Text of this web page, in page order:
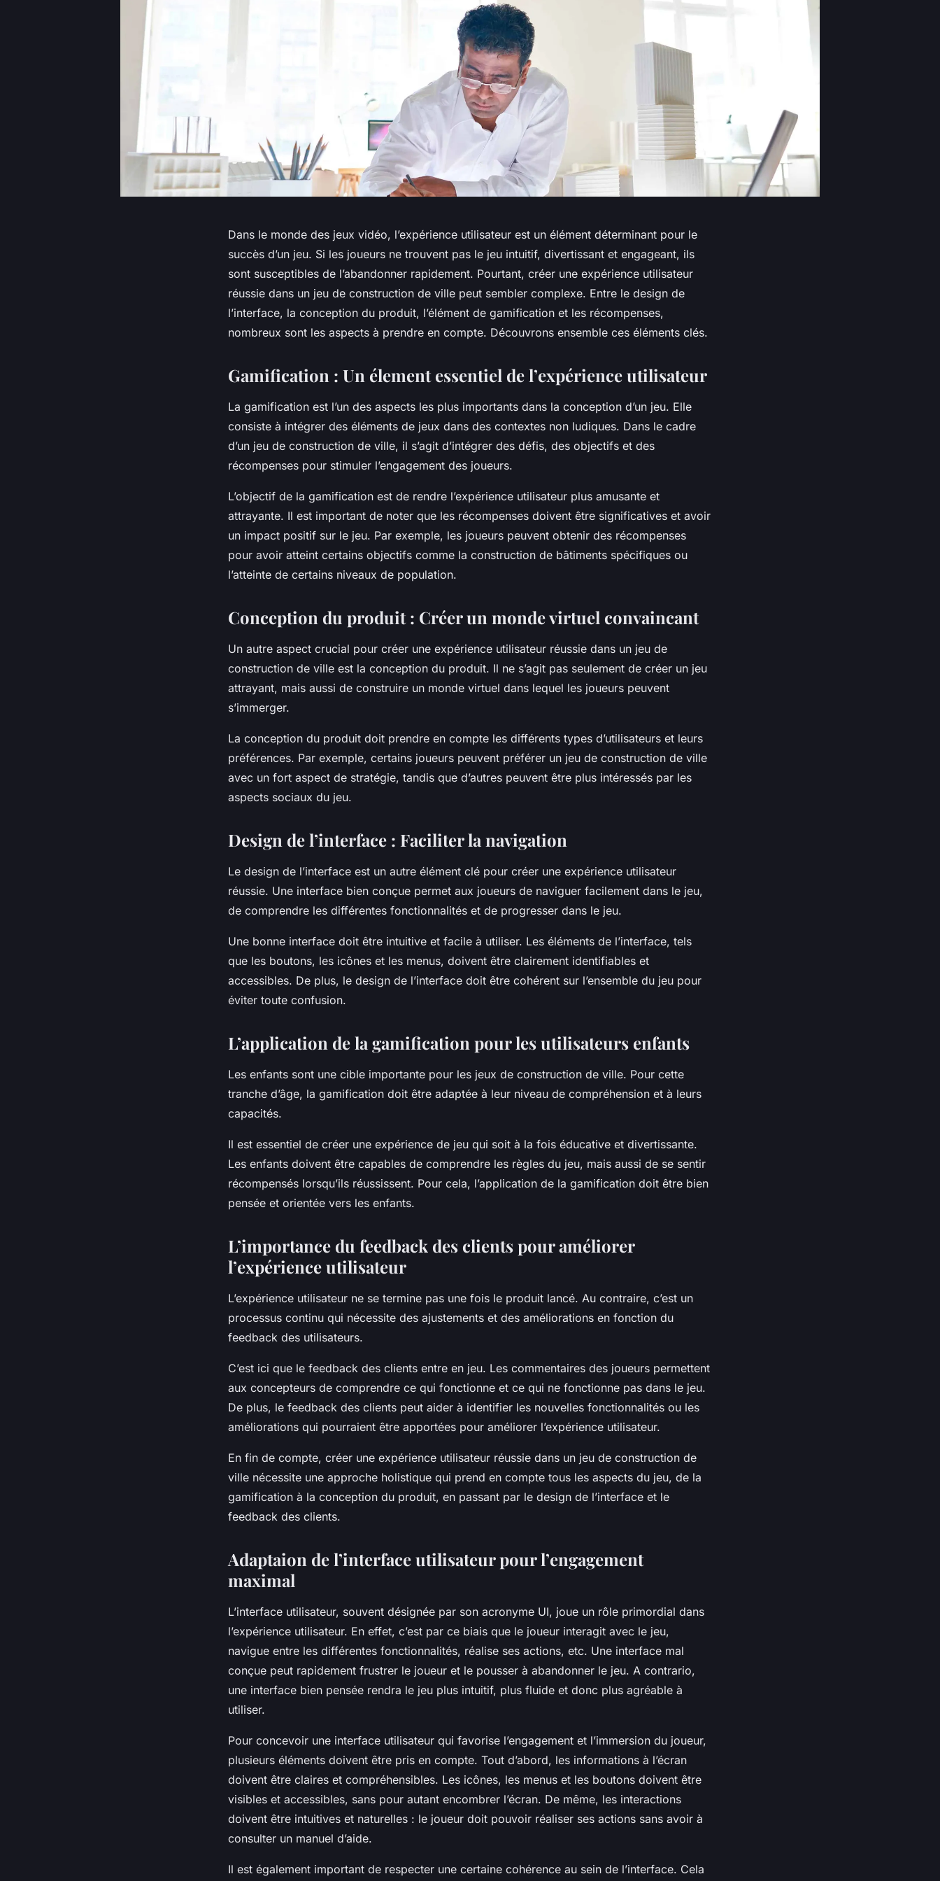
Dans le monde des jeux vidéo, l’expérience utilisateur est un élément déterminant pour le
succès d’un jeu. Si les joueurs ne trouvent pas le jeu intuitif, divertissant et engageant, ils
sont susceptibles de l’abandonner rapidement. Pourtant, créer une expérience utilisateur
réussie dans un jeu de construction de ville peut sembler complexe. Entre le design de
l’interface, la conception du produit, l’élément de gamification et les récompenses,
nombreux sont les aspects à prendre en compte. Découvrons ensemble ces éléments clés.
Gamification : Un élement essentiel de l’expérience utilisateur
La gamification est l’un des aspects les plus importants dans la conception d’un jeu. Elle
consiste à intégrer des éléments de jeux dans des contextes non ludiques. Dans le cadre
d’un jeu de construction de ville, il s’agit d’intégrer des défis, des objectifs et des
récompenses pour stimuler l’engagement des joueurs.
L’objectif de la gamification est de rendre l’expérience utilisateur plus amusante et
attrayante. Il est important de noter que les récompenses doivent être significatives et avoir
un impact positif sur le jeu. Par exemple, les joueurs peuvent obtenir des récompenses
pour avoir atteint certains objectifs comme la construction de bâtiments spécifiques ou
l’atteinte de certains niveaux de population.
Conception du produit : Créer un monde virtuel convaincant
Un autre aspect crucial pour créer une expérience utilisateur réussie dans un jeu de
construction de ville est la conception du produit. Il ne s’agit pas seulement de créer un jeu
attrayant, mais aussi de construire un monde virtuel dans lequel les joueurs peuvent
s’immerger.
La conception du produit doit prendre en compte les différents types d’utilisateurs et leurs
préférences. Par exemple, certains joueurs peuvent préférer un jeu de construction de ville
avec un fort aspect de stratégie, tandis que d’autres peuvent être plus intéressés par les
aspects sociaux du jeu.
Design de l’interface : Faciliter la navigation
Le design de l’interface est un autre élément clé pour créer une expérience utilisateur
réussie. Une interface bien conçue permet aux joueurs de naviguer facilement dans le jeu,
de comprendre les différentes fonctionnalités et de progresser dans le jeu.
Une bonne interface doit être intuitive et facile à utiliser. Les éléments de l’interface, tels
que les boutons, les icônes et les menus, doivent être clairement identifiables et
accessibles. De plus, le design de l’interface doit être cohérent sur l’ensemble du jeu pour
éviter toute confusion.
L’application de la gamification pour les utilisateurs enfants
Les enfants sont une cible importante pour les jeux de construction de ville. Pour cette
tranche d’âge, la gamification doit être adaptée à leur niveau de compréhension et à leurs
capacités.
Il est essentiel de créer une expérience de jeu qui soit à la fois éducative et divertissante.
Les enfants doivent être capables de comprendre les règles du jeu, mais aussi de se sentir
récompensés lorsqu’ils réussissent. Pour cela, l’application de la gamification doit être bien
pensée et orientée vers les enfants.
L’importance du feedback des clients pour améliorer
l’expérience utilisateur
L’expérience utilisateur ne se termine pas une fois le produit lancé. Au contraire, c’est un
processus continu qui nécessite des ajustements et des améliorations en fonction du
feedback des utilisateurs.
C’est ici que le feedback des clients entre en jeu. Les commentaires des joueurs permettent
aux concepteurs de comprendre ce qui fonctionne et ce qui ne fonctionne pas dans le jeu.
De plus, le feedback des clients peut aider à identifier les nouvelles fonctionnalités ou les
améliorations qui pourraient être apportées pour améliorer l’expérience utilisateur.
En fin de compte, créer une expérience utilisateur réussie dans un jeu de construction de
ville nécessite une approche holistique qui prend en compte tous les aspects du jeu, de la
gamification à la conception du produit, en passant par le design de l’interface et le
feedback des clients.
Adaptaion de l’interface utilisateur pour l’engagement
maximal
L’interface utilisateur, souvent désignée par son acronyme UI, joue un rôle primordial dans
l’expérience utilisateur. En effet, c’est par ce biais que le joueur interagit avec le jeu,
navigue entre les différentes fonctionnalités, réalise ses actions, etc. Une interface mal
conçue peut rapidement frustrer le joueur et le pousser à abandonner le jeu. A contrario,
une interface bien pensée rendra le jeu plus intuitif, plus fluide et donc plus agréable à
utiliser.
Pour concevoir une interface utilisateur qui favorise l’engagement et l’immersion du joueur,
plusieurs éléments doivent être pris en compte. Tout d’abord, les informations à l’écran
doivent être claires et compréhensibles. Les icônes, les menus et les boutons doivent être
visibles et accessibles, sans pour autant encombrer l’écran. De même, les interactions
doivent être intuitives et naturelles : le joueur doit pouvoir réaliser ses actions sans avoir à
consulter un manuel d’aide.
Il est également important de respecter une certaine cohérence au sein de l’interface. Cela